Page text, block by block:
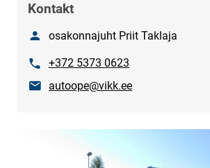
Kontakt
Nimiosakonnajuht Priit Taklaja
Telefon+372 5373 0623
E-postautoope@vikk.ee